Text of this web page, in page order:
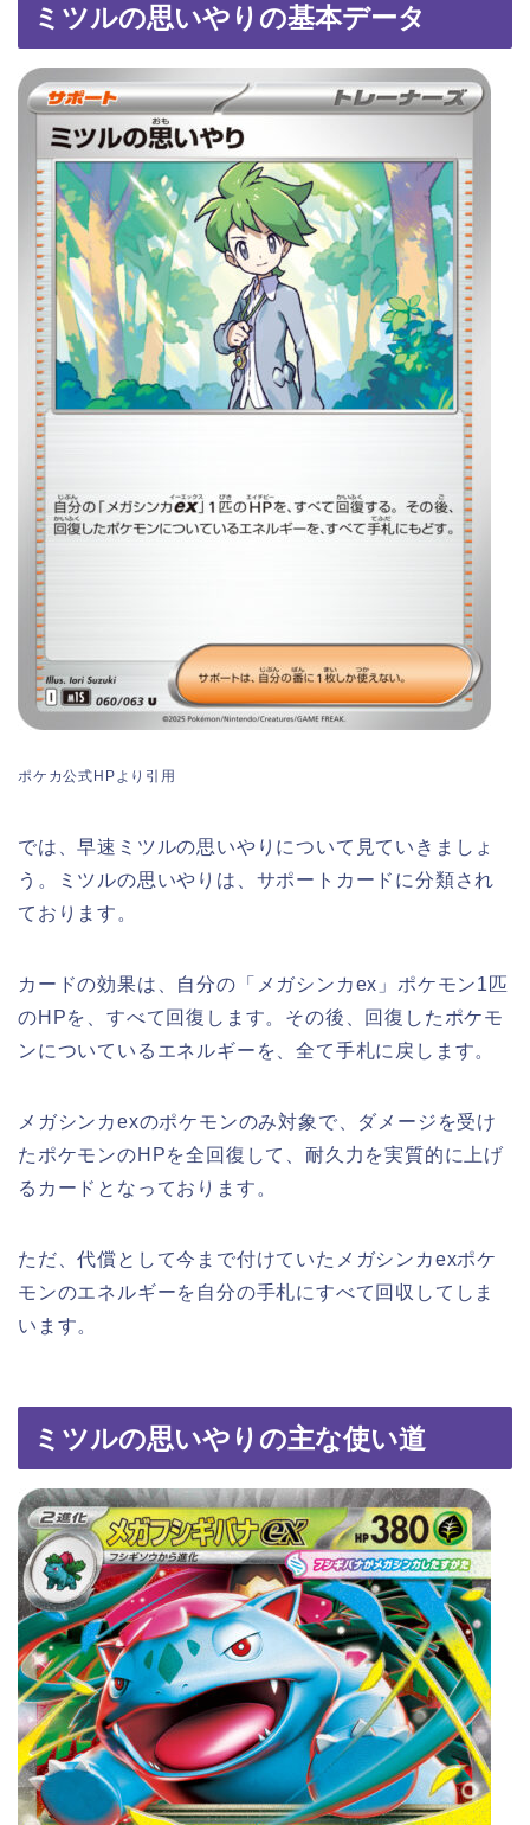
ミツルの思いやりの基本データ
ポケカ公式HPより引用
では、早速ミツルの思いやりについて見ていきましょ
う。ミツルの思いやりは、サポートカードに分類され
ております。
カードの効果は、自分の「メガシンカex」ポケモン1匹
のHPを、すべて回復します。その後、回復したポケモ
ンについているエネルギーを、全て手札に戻します。
メガシンカexのポケモンのみ対象で、ダメージを受け
たポケモンのHPを全回復して、耐久力を実質的に上げ
るカードとなっております。
ただ、代償として今まで付けていたメガシンカexポケ
モンのエネルギーを自分の手札にすべて回収してしま
います。
ミツルの思いやりの主な使い道